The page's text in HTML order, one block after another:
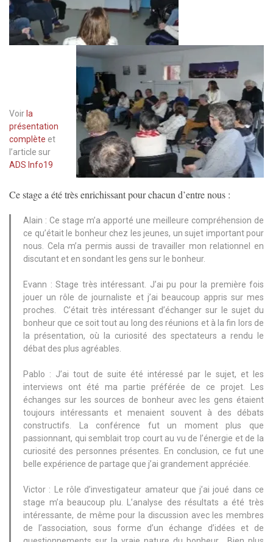
Voir la
présentation
complète et
l’article sur
ADS Info19
Ce stage a été très enrichissant pour chacun d’entre nous :
Alain : Ce stage m’a apporté une meilleure compréhension de
ce qu’était le bonheur chez les jeunes, un sujet important pour
nous. Cela m’a permis aussi de travailler mon relationnel en
discutant et en sondant les gens sur le bonheur.
Evann : Stage très intéressant. J’ai pu pour la première fois
jouer un rôle de journaliste et j’ai beaucoup appris sur mes
proches. C’était très intéressant d’échanger sur le sujet du
bonheur que ce soit tout au long des réunions et à la fin lors de
la présentation, où la curiosité des spectateurs a rendu le
débat des plus agréables.
Pablo : J’ai tout de suite été intéressé par le sujet, et les
interviews ont été ma partie préférée de ce projet. Les
échanges sur les sources de bonheur avec les gens étaient
toujours intéressants et menaient souvent à des débats
constructifs. La conférence fut un moment plus que
passionnant, qui semblait trop court au vu de l’énergie et de la
curiosité des personnes présentes. En conclusion, ce fut une
belle expérience de partage que j’ai grandement appréciée.
Victor : Le rôle d’investigateur amateur que j’ai joué dans ce
stage m’a beaucoup plu. L’analyse des résultats a été très
intéressante, de même pour la discussion avec les membres
de l’association, sous forme d’un échange d’idées et de